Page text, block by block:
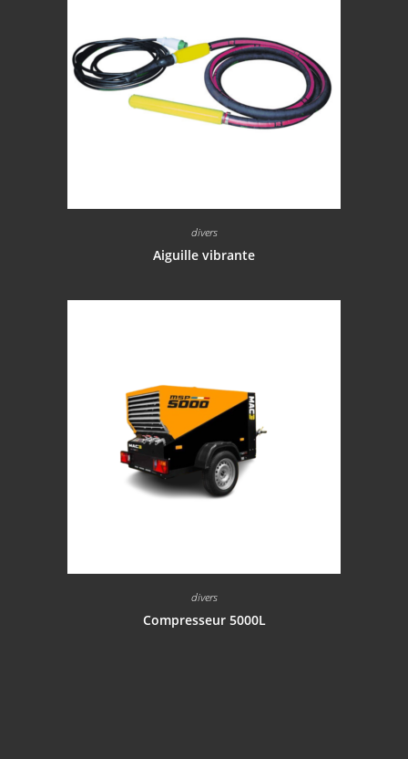
divers
Aiguille vibrante
divers
Compresseur 5000L